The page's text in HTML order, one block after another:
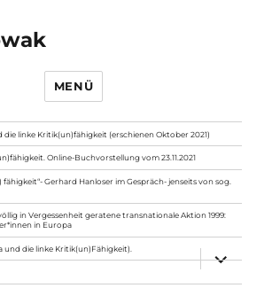
MENÜ
die linke Kritik(un)fähigkeit (erschienen Oktober 2021)
Online-Buchvorstellung vom 23.11.2021
fähigkeit“- Gerhard Hanloser im Gespräch- jenseits von sog.
in Vergessenheit geratene transnationale Aktion 1999:
in Europa
und die linke Kritik(un)Fähigkeit).
anzeigen